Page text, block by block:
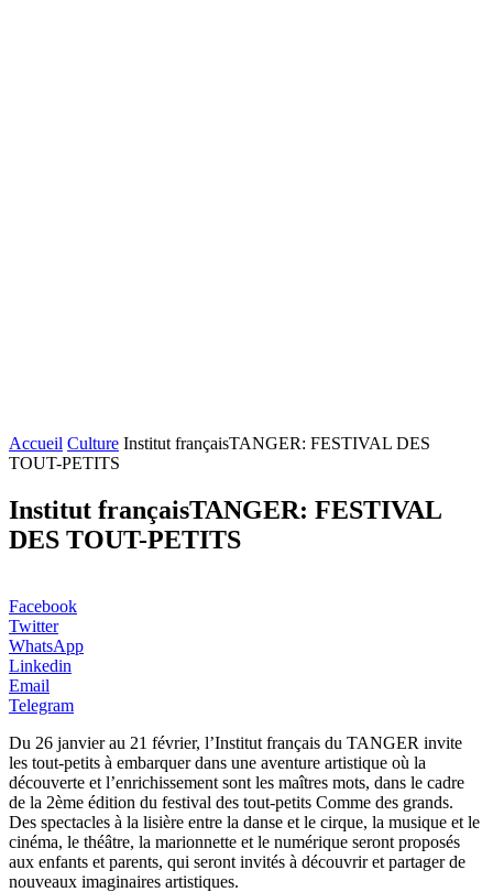
Accueil Culture Institut françaisTANGER: FESTIVAL DES
TOUT-PETITS
Institut françaisTANGER: FESTIVAL
DES TOUT-PETITS
Facebook
Twitter
WhatsApp
Linkedin
Email
Telegram
Du 26 janvier au 21 février, l’Institut français du TANGER invite
les tout-petits à embarquer dans une aventure artistique où la
découverte et l’enrichissement sont les maîtres mots, dans le cadre
de la 2ème édition du festival des tout-petits Comme des grands.
Des spectacles à la lisière entre la danse et le cirque, la musique et le
cinéma, le théâtre, la marionnette et le numérique seront proposés
aux enfants et parents, qui seront invités à découvrir et partager de
nouveaux imaginaires artistiques.